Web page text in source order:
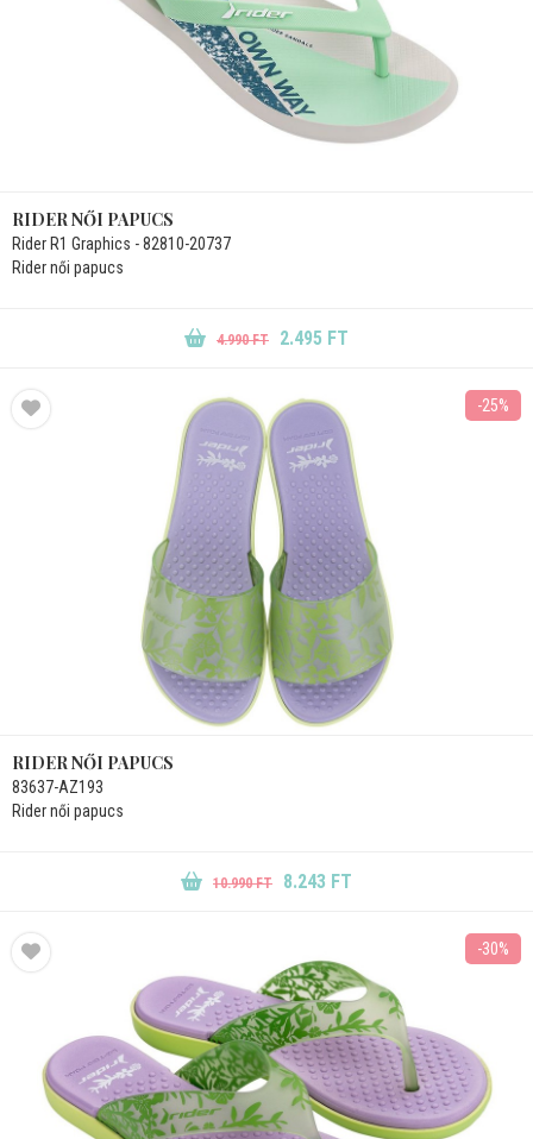
RIDER NŐI PAPUCS
Rider R1 Graphics - 82810-20737
Rider női papucs
4.990 FT 2.495 FT
-25%
RIDER NŐI PAPUCS
83637-AZ193
Rider női papucs
10.990 FT 8.243 FT
-30%